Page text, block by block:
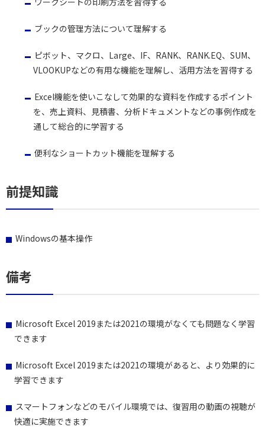
ブックの管理方法について理解する
ピボット、マクロ、Large、IF、RANK、RANK.EQ、SUM、
VLOOKUPなどの有用な機能を理解し、活用方法を習得する
Excel機能を使いこなして効果的な資料を作成するポイント
を、売上資料、見積書、分析ドキュメントなどの事例作成を
通して総合的に学習する
便利なショートカット機能を理解する
前提知識
Windowsの基本操作
備考
Microsoft Excel 2019または2021の環境がなくても問題なく学習
できます
Microsoft Excel 2019または2021の環境があると、より効果的に
学習できます
スマートフォンなどのモバイル環境では、復習用の動画の視聴が
快適に実施できます